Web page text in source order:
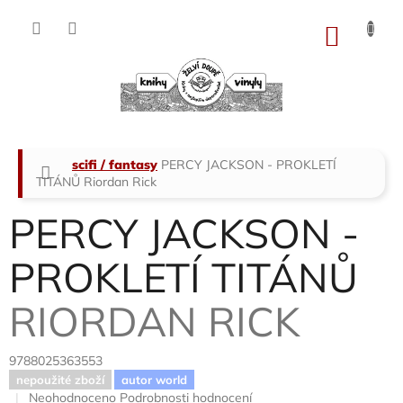
Domů
scifi / fantasy PERCY JACKSON - PROKLETÍ
TITÁNŮ Riordan Rick
PERCY JACKSON -
PROKLETÍ TITÁNŮ
RIORDAN RICK
9788025363553
nepoužité zboží autor world
Průměrné
Neohodnoceno Podrobnosti hodnocení